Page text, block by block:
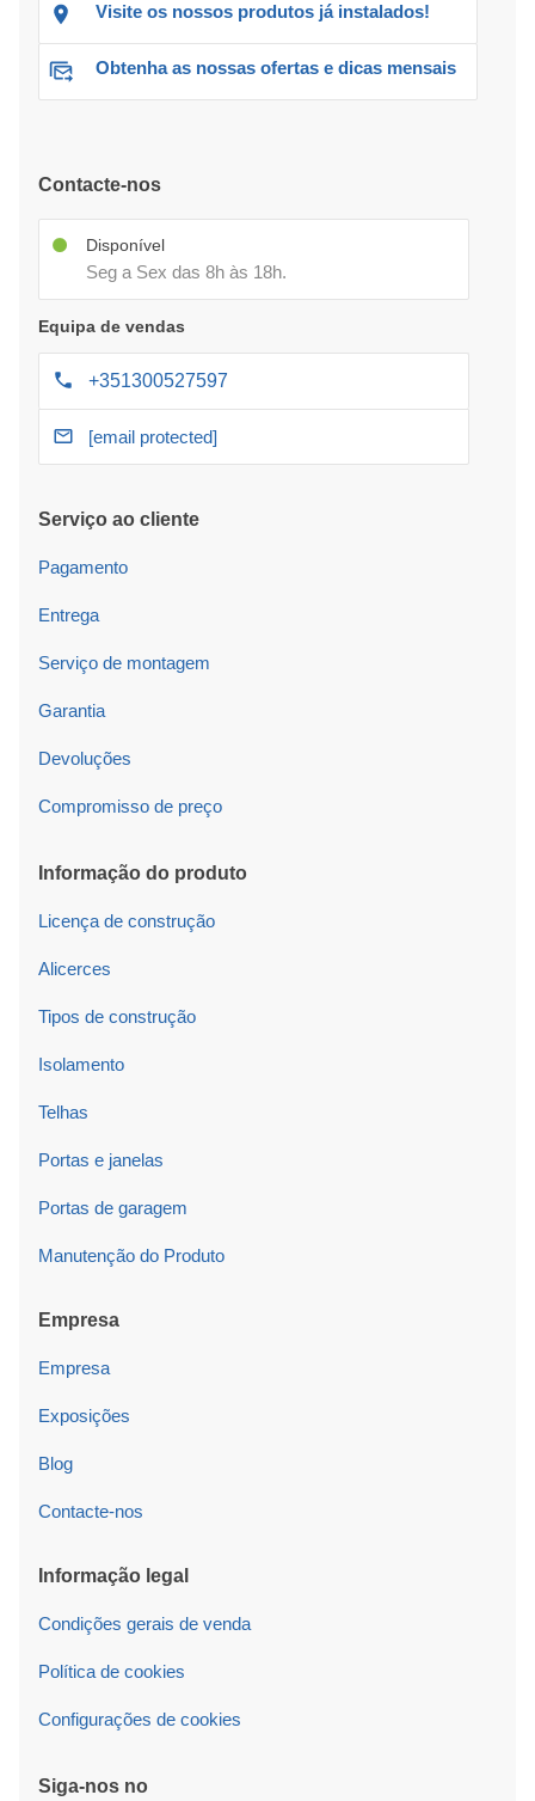
Visite os nossos produtos já instalados!
Obtenha as nossas ofertas e dicas mensais
Contacte-nos
Disponível
Seg a Sex das 8h às 18h.
Equipa de vendas
+351300527597
[email protected]
Serviço ao cliente
Pagamento
Entrega
Serviço de montagem
Garantia
Devoluções
Compromisso de preço
Informação do produto
Licença de construção
Alicerces
Tipos de construção
Isolamento
Telhas
Portas e janelas
Portas de garagem
Manutenção do Produto
Empresa
Empresa
Exposições
Blog
Contacte-nos
Informação legal
Condições gerais de venda
Política de cookies
Configurações de cookies
Siga-nos no